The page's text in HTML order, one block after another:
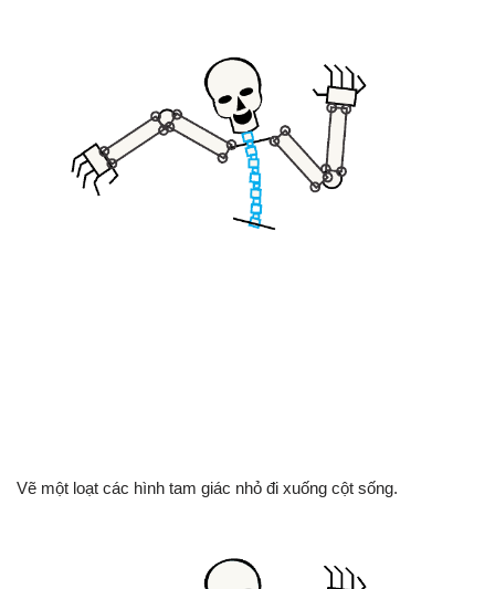
Vẽ một loạt các hình tam giác nhỏ đi xuống cột sống.